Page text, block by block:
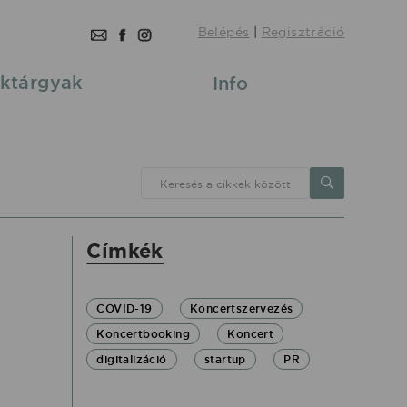
Belépés | Regisztráció
Info
Keresés a cikkek között
Címkék
COVID-19
Koncertszervezés
Koncertbooking
Koncert
digitalizáció
startup PR